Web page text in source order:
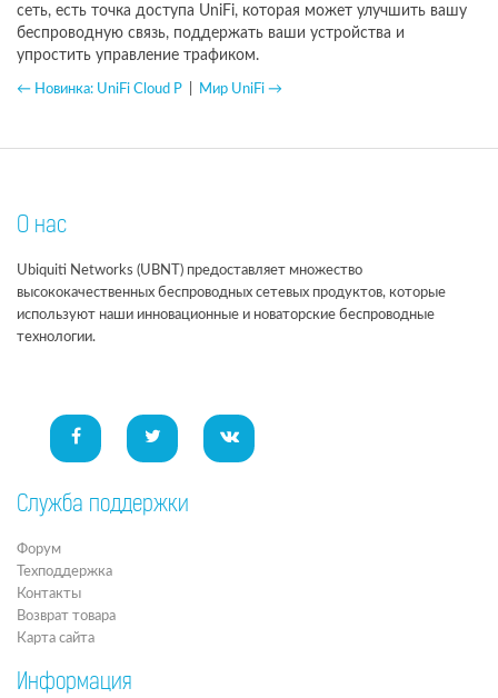
сеть, есть точка доступа UniFi, которая может улучшить вашу
беспроводную связь, поддержать ваши устройства и
упростить управление трафиком.
← Новинка: UniFi Cloud P Мир UniFi →
О нас
Ubiquiti Networks (UBNT) предоставляет множество
высококачественных беспроводных сетевых продуктов, которые
используют наши инновационные и новаторские беспроводные
технологии.
Служба поддержки
Форум
Техподдержка
Контакты
Возврат товара
Карта сайта
Информация